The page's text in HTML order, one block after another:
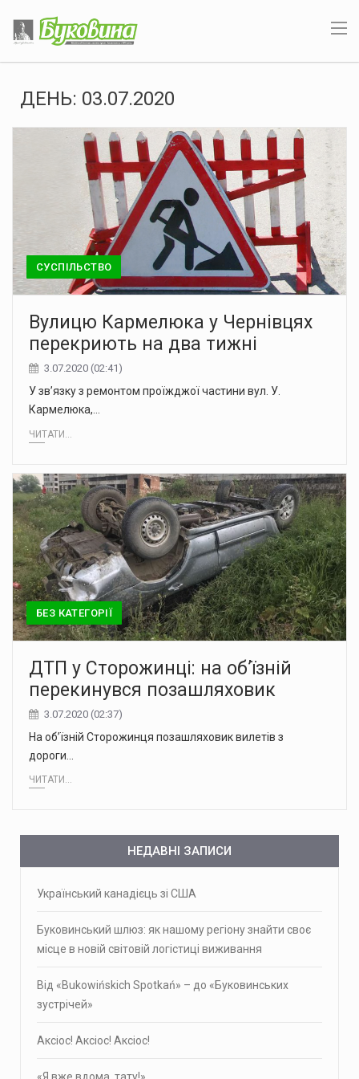
ДЕНЬ: 03.07.2020
СУСПІЛЬСТВО
Вулицю Кармелюка у Чернівцях
перекриють на два тижні
3.07.2020 (02:41)
У зв’язку з ремонтом проїжджої частини вул. У.
Кармелюка,…
ЧИТАТИ...
БЕЗ КАТЕГОРІЇ
ДТП у Сторожинці: на об’їзній
перекинувся позашляховик
3.07.2020 (02:37)
На об’їзній Сторожинця позашляховик вилетів з
дороги…
ЧИТАТИ...
НЕДАВНІ ЗАПИСИ
Український канадієць зі США
Буковинський шлюз: як нашому регіону знайти своє
місце в новій світовій логістиці виживання
Від «Bukowińskich Spotkań» – до «Буковинських
зустрічей»
Аксіос! Аксіос! Аксіос!